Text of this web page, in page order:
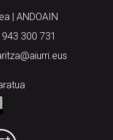
| ANDOAIN
300 731